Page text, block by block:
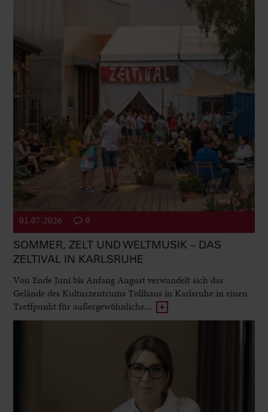
01.07.2026 0
SOMMER, ZELT UND WELTMUSIK – DAS
ZELTIVAL IN KARLSRUHE
Von Ende Juni bis Anfang August verwandelt sich das
Gelände des Kulturzentrums Tollhaus in Karlsruhe in einen
Treffpunkt für außergewöhnliche...